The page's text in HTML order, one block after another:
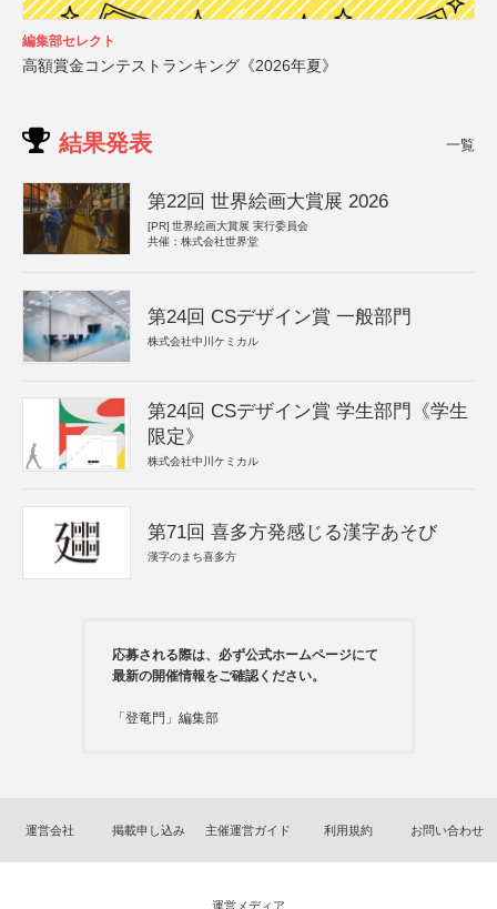
編集部セレクト
高額賞金コンテストランキング《2026年夏》
結果発表 一覧
第22回 世界絵画大賞展 2026
[PR] 世界絵画大賞展 実行委員会
共催：株式会社世界堂
第24回 CSデザイン賞 一般部門
株式会社中川ケミカル
第24回 CSデザイン賞 学生部門《学生
限定》
株式会社中川ケミカル
第71回 喜多方発感じる漢字あそび
漢字のまち喜多方
応募される際は、必ず公式ホームページにて
最新の開催情報をご確認ください。
「登竜門」編集部
運営会社 掲載申し込み 主催運営ガイド 利用規約 お問い合わせ
運営メディア